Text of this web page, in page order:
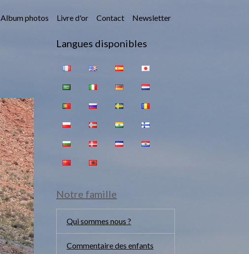
Album photos Livre d'or Contact Newsletter
Langues disponibles
Notre famille
Qui sommes nous ?
Commentaire des enfants